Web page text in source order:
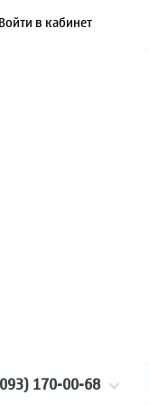
в кабинет
170-00-68